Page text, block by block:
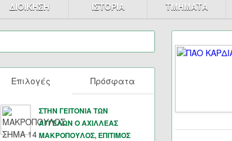
ΔΙΟΙΚΗΣΗ ΙΣΤΟΡΙΑ ΤΜΗΜΑΤΑ
Επιλογές Πρόσφατα
ΣΤΗΝ ΓΕΙΤΟΝΙΑ ΤΩΝ
ΑΓΓΕΛΩΝ Ο ΑΧΙΛΛΕΑΣ
ΜΑΚΡΟΠΟΥΛΟΣ, ΕΠΙΤΙΜΟΣ